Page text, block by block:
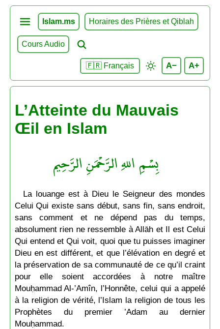
Islam.ms Horaires des Prières et Qiblah
Cours Audio
🇫🇷 Français A− A+
L’Atteinte du Mauvais
Œil en Islam
بِسْمِ اللهِ الرَّحْمَنِ الرَّحِيم
La louange est à Dieu le Seigneur des mondes
Celui Qui existe sans début, sans fin, sans endroit,
sans comment et ne dépend pas du temps,
absolument rien ne ressemble à Allāh et Il est Celui
Qui entend et Qui voit, quoi que tu puisses imaginer
Dieu en est différent, et que l’élévation en degré et
la préservation de sa communauté de ce qu’il craint
pour elle soient accordées à notre maître
Mouḥammad Al-’Amîn, l’Honnête, celui qui a appelé
à la religion de vérité, l’Islam la religion de tous les
Prophètes du premier ’Adam au dernier
Mouḥammad.